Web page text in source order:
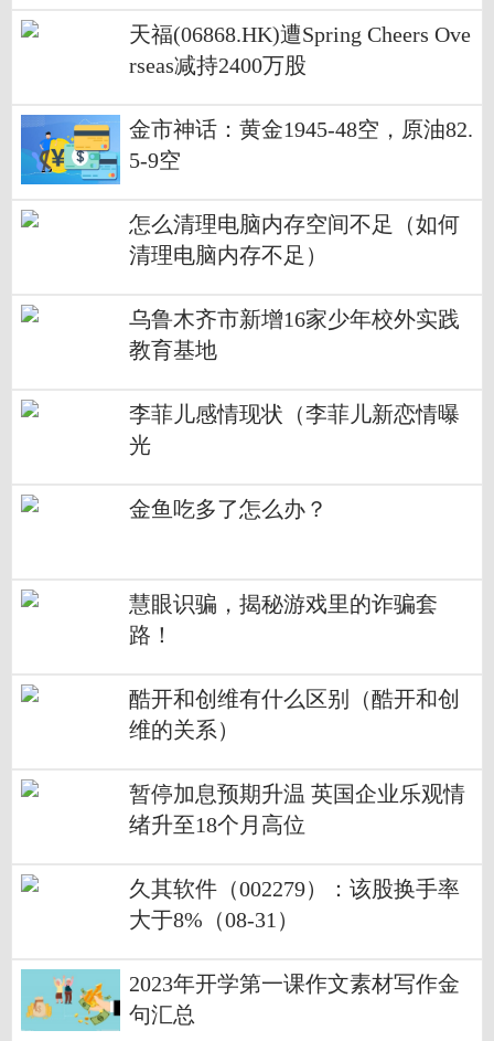
天福(06868.HK)遭Spring Cheers Ove
rseas减持2400万股
金市神话：黄金1945-48空，原油82.
5-9空
怎么清理电脑内存空间不足（如何
清理电脑内存不足）
乌鲁木齐市新增16家少年校外实践
教育基地
李菲儿感情现状（李菲儿新恋情曝
光
金鱼吃多了怎么办？
慧眼识骗，揭秘游戏里的诈骗套
路！
酷开和创维有什么区别（酷开和创
维的关系）
暂停加息预期升温 英国企业乐观情
绪升至18个月高位
久其软件（002279）：该股换手率
大于8%（08-31）
2023年开学第一课作文素材写作金
句汇总